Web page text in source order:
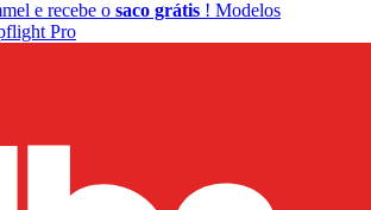
e recebe o saco grátis ! Modelos
Pro